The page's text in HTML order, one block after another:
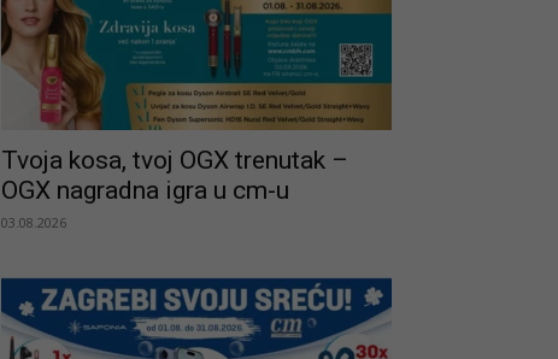
Tvoja kosa, tvoj OGX trenutak –
OGX nagradna igra u cm-u
03.08.2026